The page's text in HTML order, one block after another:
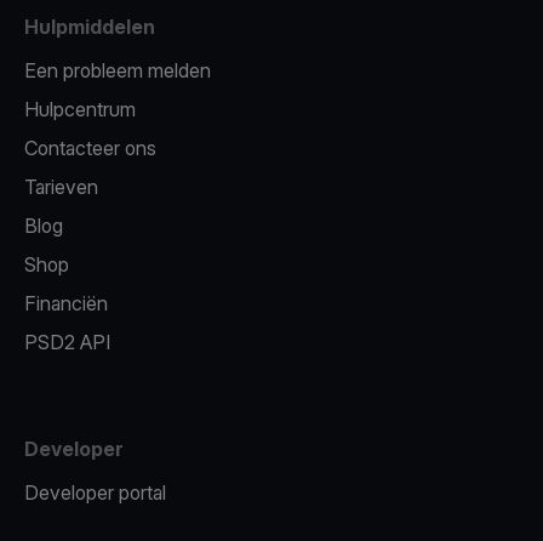
Hulpmiddelen
Een probleem melden
Hulpcentrum
Contacteer ons
Tarieven
Blog
Shop
Financiën
PSD2 API
Developer
Developer portal